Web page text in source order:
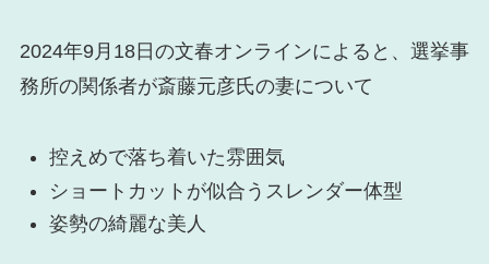
2024年9月18日の文春オンラインによると、選挙事
務所の関係者が斎藤元彦氏の妻について
控えめで落ち着いた雰囲気
ショートカットが似合うスレンダー体型
姿勢の綺麗な美人